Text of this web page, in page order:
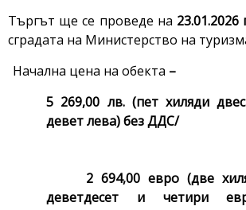
Търгът ще се проведе на 23.01.2026
сградата на Министерство на
Начална цена на обекта –
5 269,00 лв. (пет хиляди
девет лева)
2 694,00 евро (две
деветдесет и четири